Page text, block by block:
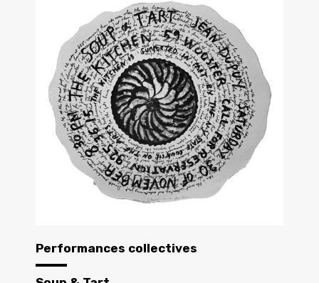
Performances collectives